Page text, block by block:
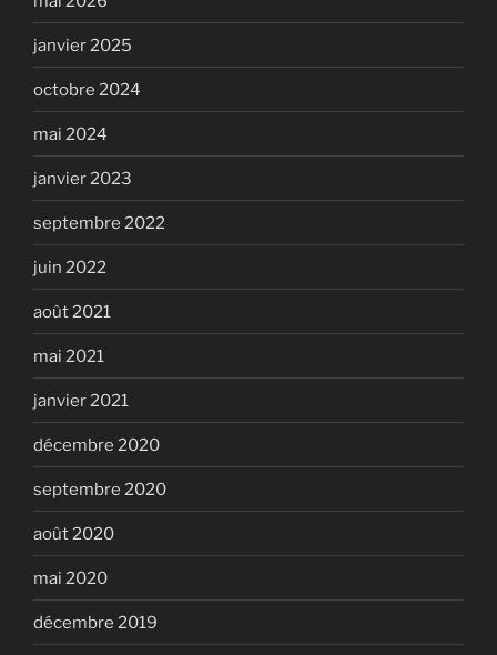
janvier 2025
octobre 2024
mai 2024
janvier 2023
septembre 2022
juin 2022
août 2021
mai 2021
janvier 2021
décembre 2020
septembre 2020
août 2020
mai 2020
décembre 2019